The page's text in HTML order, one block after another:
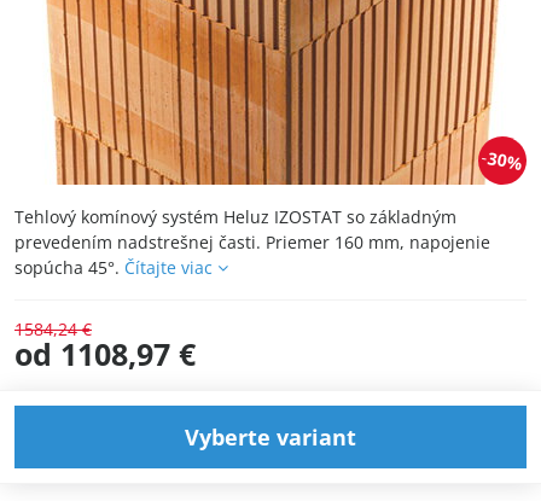
30%
Tehlový komínový systém Heluz IZOSTAT so základným
prevedením nadstrešnej časti. Priemer 160 mm, napojenie
sopúcha 45°. Čítajte viac
1584,24 €
od 1108,97 €
Vyberte variant